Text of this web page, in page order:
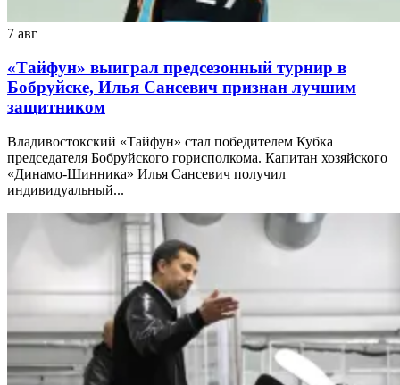
7 авг
«Тайфун» выиграл предсезонный турнир в
Бобруйске, Илья Сансевич признан лучшим
защитником
Владивостокский «Тайфун» стал победителем Кубка
председателя Бобруйского горисполкома. Капитан хозяйского
«Динамо-Шинника» Илья Сансевич получил
индивидуальный...